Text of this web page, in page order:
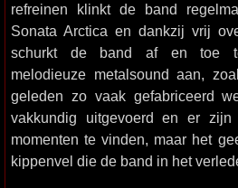
refreinen klinkt de band
Sonata Arctica en dankzij vrij
schurkt de band af en toe
melodieuze metalsound aan,
geleden zo vaak gefabriceerd
vakkundig uitgevoerd en er
momenten te vinden, maar het
kippenvel die de band in het